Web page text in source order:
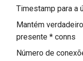
Timestamp para a
Mantém
presente * conns
Número de